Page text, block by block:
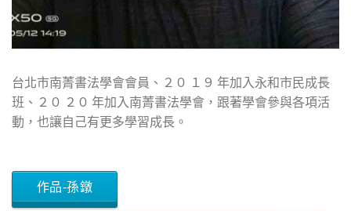
台北市南菁書法學會會員、２０ １９ 年加入永和市民成長
班、２０ ２０ 年加入南菁書法學會，跟著學會參與各項活
動，也讓自己有更多學習成長。
作品-孫鐓